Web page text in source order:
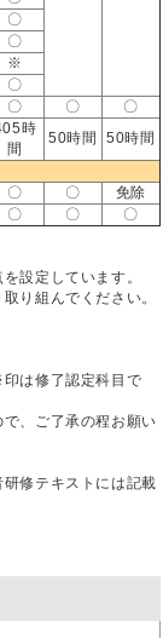
〇
〇
※
〇
〇 〇
〇
時
間
50時間
50時間
〇 〇
免除
〇 〇
〇
設定しています。
り組んでください。
は修了認定科目で
、ご了承の程お願い
修テキストには記載